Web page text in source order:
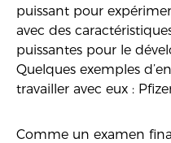
puissant pour
avec des
puissantes pour le
Quelques exemples
travailler avec eux :
Comme un examen